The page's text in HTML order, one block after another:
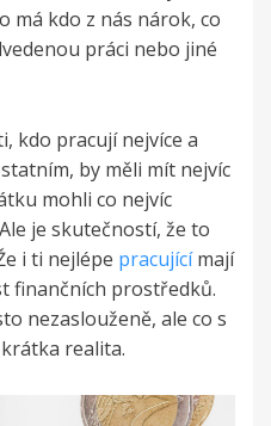
má kdo z nás nárok, co
práci nebo jiné
kdo pracují nejvíce a
by měli mít nejvíc
mohli co nejvíc
je skutečností, že to
i ti nejlépe pracujícímají
finančních prostředků.
nezaslouženě, ale co s
realita.